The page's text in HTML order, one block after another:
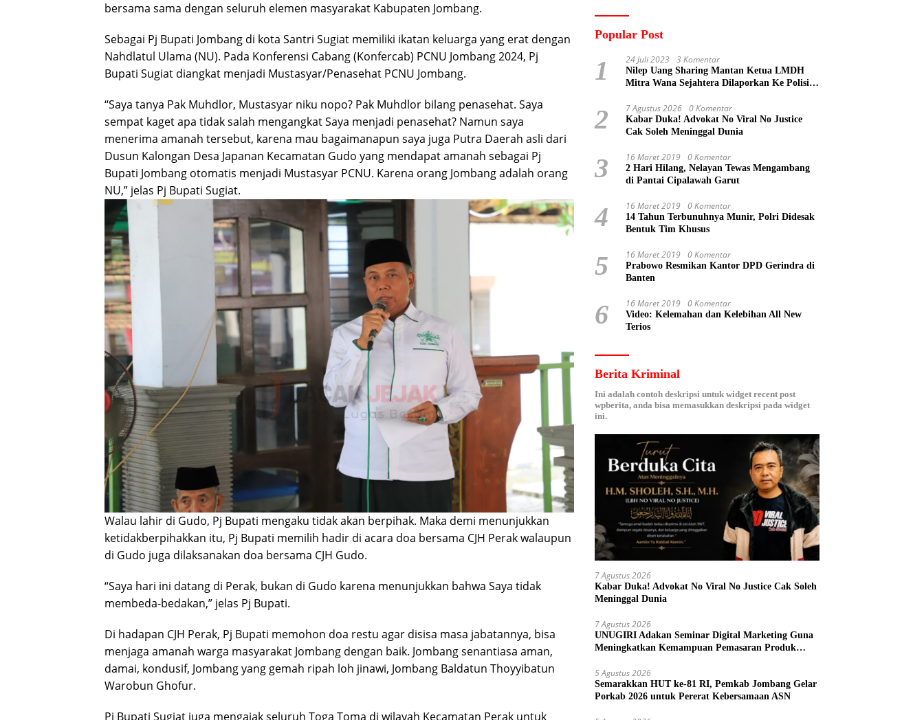
bersama sama dengan seluruh elemen masyarakat Kabupaten Jombang.
Sebagai Pj Bupati Jombang di kota Santri Sugiat memiliki ikatan keluarga yang erat dengan
Nahdlatul Ulama (NU). Pada Konferensi Cabang (Konfercab) PCNU Jombang 2024, Pj
Bupati Sugiat diangkat menjadi Mustasyar/Penasehat PCNU Jombang.
“Saya tanya Pak Muhdlor, Mustasyar niku nopo? Pak Muhdlor bilang penasehat. Saya
sempat kaget apa tidak salah mengangkat Saya menjadi penasehat? Namun saya
menerima amanah tersebut, karena mau bagaimanapun saya juga Putra Daerah asli dari
Dusun Kalongan Desa Japanan Kecamatan Gudo yang mendapat amanah sebagai Pj
Bupati Jombang otomatis menjadi Mustasyar PCNU. Karena orang Jombang adalah orang
NU,” jelas Pj Bupati Sugiat.
Walau lahir di Gudo, Pj Bupati mengaku tidak akan berpihak. Maka demi menunjukkan
ketidakberpihakkan itu, Pj Bupati memilih hadir di acara doa bersama CJH Perak walaupun
di Gudo juga dilaksanakan doa bersama CJH Gudo.
“Saya hari ini datang di Perak, bukan di Gudo karena menunjukkan bahwa Saya tidak
membeda-bedakan,” jelas Pj Bupati.
Di hadapan CJH Perak, Pj Bupati memohon doa restu agar disisa masa jabatannya, bisa
menjaga amanah warga masyarakat Jombang dengan baik. Jombang senantiasa aman,
damai, kondusif, Jombang yang gemah ripah loh jinawi, Jombang Baldatun Thoyyibatun
Warobun Ghofur.
Pj Bupati Sugiat juga mengajak seluruh Toga Toma di wilayah Kecamatan Perak untuk
Popular Post
1 24 Juli 2023 3 Komentar
Nilep Uang Sharing Mantan Ketua LMDH
Mitra Wana Sejahtera Dilaporkan Ke Polisi
2 7 Agustus 2026 0 Komentar
Kabar Duka! Advokat No Viral No Justice
Cak Soleh Meninggal Dunia
3 16 Maret 2019 0 Komentar
2 Hari Hilang, Nelayan Tewas Mengambang
di Pantai Cipalawah Garut
4 16 Maret 2019 0 Komentar
14 Tahun Terbunuhnya Munir, Polri Didesak
Bentuk Tim Khusus
5 16 Maret 2019 0 Komentar
Prabowo Resmikan Kantor DPD Gerindra di
Banten
6 16 Maret 2019 0 Komentar
Video: Kelemahan dan Kelebihan All New
Terios
Berita Kriminal
Ini adalah contoh deskripsi untuk widget recent post
wpberita, anda bisa memasukkan deskripsi pada widget
ini.
7 Agustus 2026
Kabar Duka! Advokat No Viral No Justice Cak Soleh
Meninggal Dunia
7 Agustus 2026
UNUGIRI Adakan Seminar Digital Marketing Guna
Meningkatkan Kemampuan Pemasaran Produk
5 Agustus 2026
Semarakkan HUT ke-81 RI, Pemkab Jombang Gelar
Porkab 2026 untuk Pererat Kebersamaan ASN